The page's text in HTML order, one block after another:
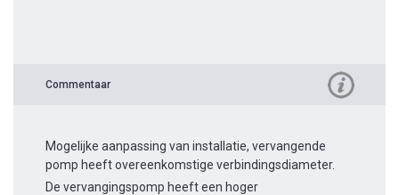
Commentaar
Mogelijke aanpassing van installatie, vervangende
pomp heeft overeenkomstige verbindingsdiameter.
De vervangingspomp heeft een hoger